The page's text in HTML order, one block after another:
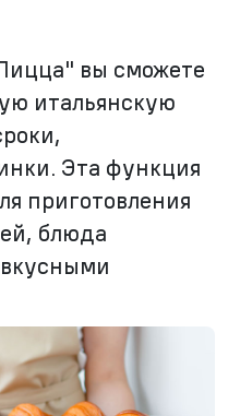
вы сможете
итальянскую
Эта функция
приготовления
блюда